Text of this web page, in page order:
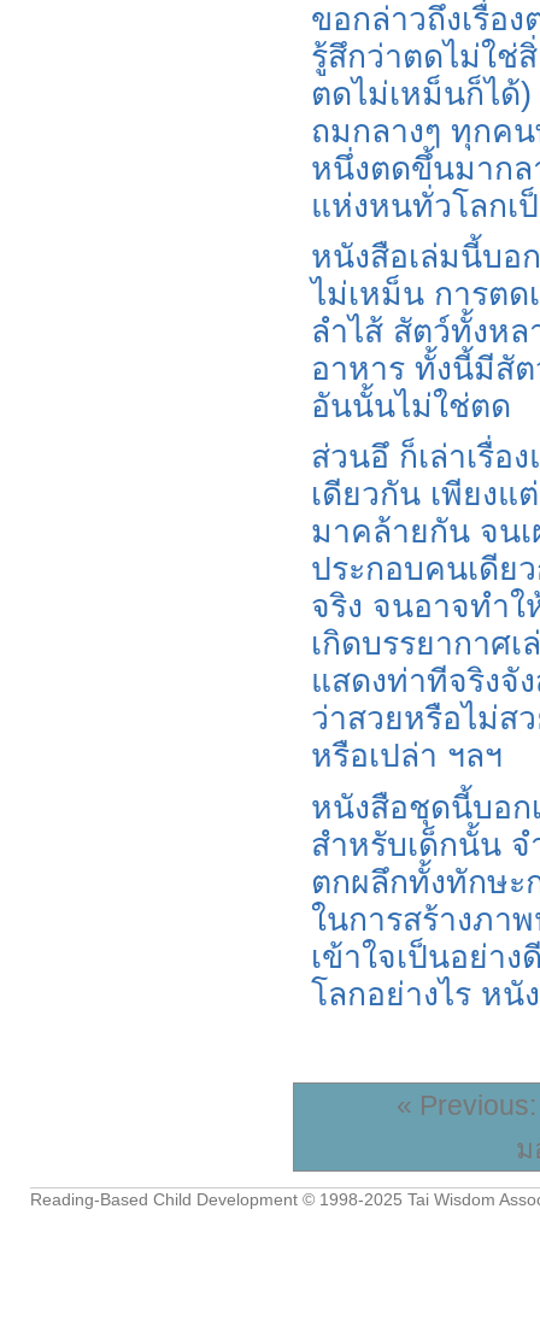
ขอกล่าวถึงเรื่อ
รู้สึกว่าตดไม่ใช่
ตดไม่เหม็นก็ได้
ถมกลางๆ ทุกค
หนึ่งตดขึ้นมากล
แห่งหนทั่วโลกเ
หนังสือเล่มนี้บอ
ไม่เหม็น การตด
ลำไส้ สัตว์ทั้งห
อาหาร ทั้งนี้มีสั
อันนั้นไม่ใช่ตด
ส่วนอึ ก็เล่าเรื่อ
เดียวกัน เพียง
มาคล้ายกัน จน
ประกอบคนเดีย
จริง จนอาจทำ
เกิดบรรยากาศ
แสดงท่าทีจริงจั
ว่าสวยหรือไม่ส
หรือเปล่า ฯลฯ
หนังสือชุดนี้บอก
สำหรับเด็กนั้น จ
ตกผลึกทั้งทักษะ
ในการสร้างภา
เข้าใจเป็นอย่า
โลกอย่างไร หนั
«
ม
Reading-Based Child Development © 1998-2025 Tai Wisdom